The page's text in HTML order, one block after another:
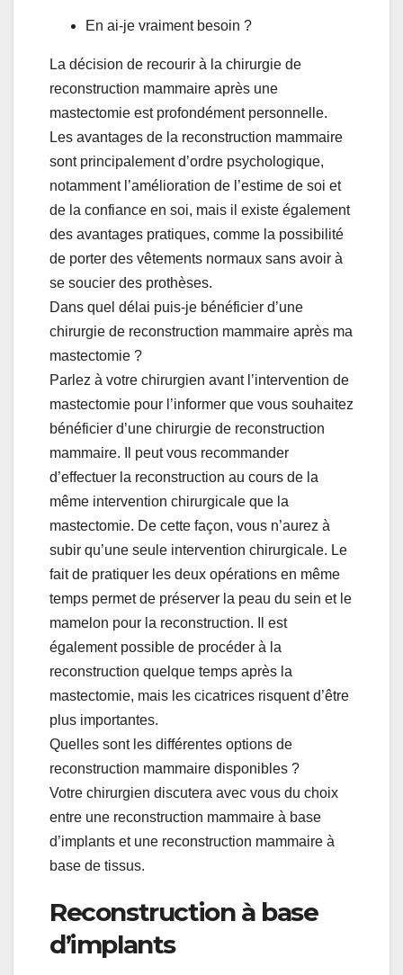
En ai-je vraiment besoin ?
La décision de recourir à la chirurgie de
reconstruction mammaire après une
mastectomie est profondément personnelle.
Les avantages de la reconstruction mammaire
sont principalement d’ordre psychologique,
notamment l’amélioration de l’estime de soi et
de la confiance en soi, mais il existe également
des avantages pratiques, comme la possibilité
de porter des vêtements normaux sans avoir à
se soucier des prothèses.
Dans quel délai puis-je bénéficier d’une
chirurgie de reconstruction mammaire après ma
mastectomie ?
Parlez à votre chirurgien avant l’intervention de
mastectomie pour l’informer que vous souhaitez
bénéficier d’une chirurgie de reconstruction
mammaire. Il peut vous recommander
d’effectuer la reconstruction au cours de la
même intervention chirurgicale que la
mastectomie. De cette façon, vous n’aurez à
subir qu’une seule intervention chirurgicale. Le
fait de pratiquer les deux opérations en même
temps permet de préserver la peau du sein et le
mamelon pour la reconstruction. Il est
également possible de procéder à la
reconstruction quelque temps après la
mastectomie, mais les cicatrices risquent d’être
plus importantes.
Quelles sont les différentes options de
reconstruction mammaire disponibles ?
Votre chirurgien discutera avec vous du choix
entre une reconstruction mammaire à base
d’implants et une reconstruction mammaire à
base de tissus.
Reconstruction à base
d’implants